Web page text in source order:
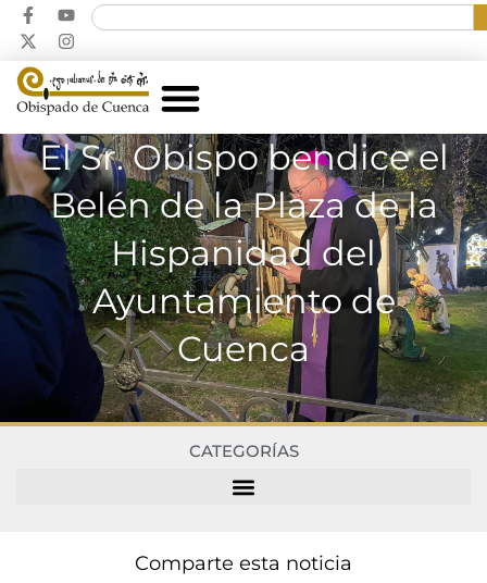
El Sr. Obispo bendice el
Belén de la Plaza de la
Hispanidad del
Ayuntamiento de
Cuenca
CATEGORÍAS
Comparte esta noticia